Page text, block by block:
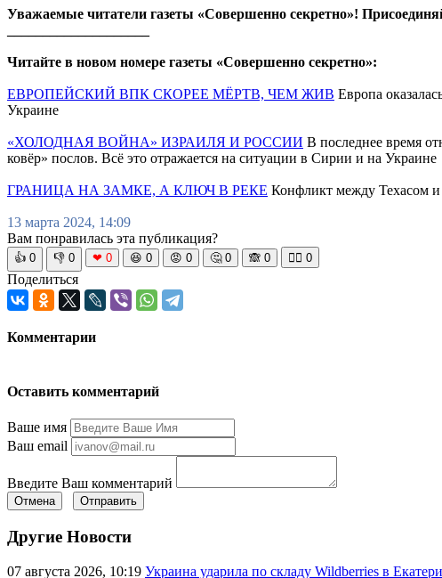
Уважаемые читатели газеты «Совершенно секретно»!
Читайте в новом номере газеты «Совершенно секретно»:
ЕВРОПЕЙСКИЙ ВПК СКОРЕЕ МЁРТВ, ЧЕМ ЖИВ Европа
Украине
«ХОЛОДНАЯ ВОЙНА» ИЗРАИЛЯ И РОССИИ В последнее время
ковёр» послов. Всё это отражается на ситуации в Сирии и на Украине
ГРАНИЦА НА ЗАМКЕ, А КЛЮЧ В РЕКЕ Конфликт между Техасом
13 марта 2024, 14:09
Вам понравилась эта публикация?
👍 0 👎 0 ❤ 0 😆 0 😡 0 🤔 0 🙈 0 🧘‍♀️ 0
Поделиться
Комментарии
Оставить комментарий
Ваше имя
Ваш email
Введите Ваш комментарий
Отмена Отправить
Другие Новости
07 августа 2026, 10:19 Украина ударила по складу Wildberries в